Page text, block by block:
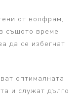
от волфрам,
същото време
да се избегнат
оптималната
и служат дълго